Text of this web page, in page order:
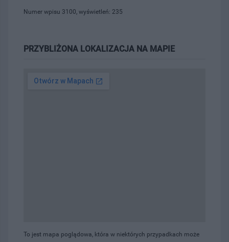
Numer wpisu 3100, wyświetleń: 235
PRZYBLIŻONA LOKALIZACJA NA MAPIE
To jest mapa poglądowa, która w niektórych przypadkach może